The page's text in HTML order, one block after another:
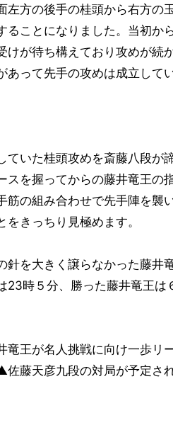
左方の後手の桂頭から右方の
ることになりました。当初
けが待ち構えており攻めが続
あって先手の攻めは成立して
ていた桂頭攻めを斎藤八段が
スを握ってからの藤井竜王の
筋の組み合わせで先手陣を襲
きっちり見極めます。
針を大きく譲らなかった藤井
23時５分、勝った藤井竜王
竜王が名人挑戦に向け一歩
藤天彦九段の対局が予定され